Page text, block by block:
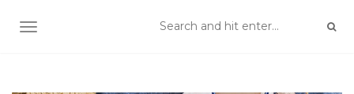
TOGGLE NAVIGATION